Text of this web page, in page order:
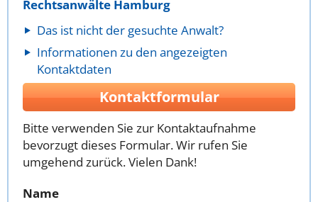
Rechtsanwälte Hamburg
Das ist nicht der gesuchte Anwalt?
Informationen zu den angezeigten
Kontaktdaten
Kontaktformular
Bitte verwenden Sie zur Kontaktaufnahme
bevorzugt dieses Formular. Wir rufen Sie
umgehend zurück. Vielen Dank!
Name